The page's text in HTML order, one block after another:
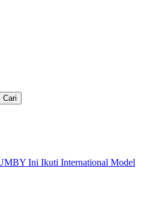
Ini Ikuti International Model